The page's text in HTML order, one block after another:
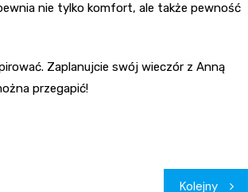
nie tylko komfort, ale także pewność
Zaplanujcie swój wieczór z Anną
przegapić!
Kolejny